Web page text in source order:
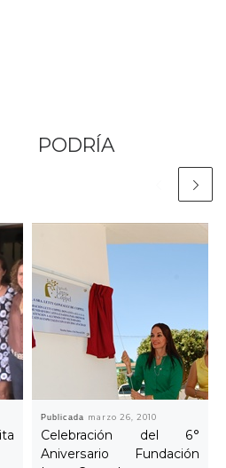
PODRÍA
Publicada marzo 26, 2010
Celebración del 6°
Aniversario Fundación